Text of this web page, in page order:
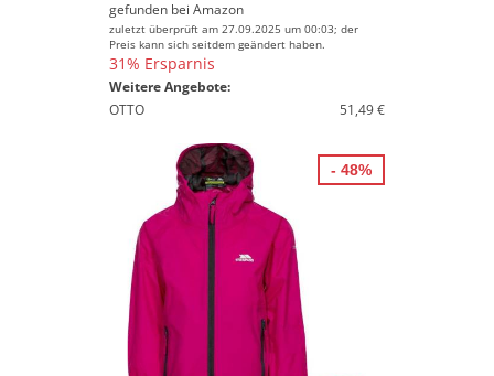
gefunden bei Amazon
zuletzt überprüft am 27.09.2025 um 00:03; der
Preis kann sich seitdem geändert haben.
31% Ersparnis
Weitere Angebote:
OTTO
51,49 €
- 48%